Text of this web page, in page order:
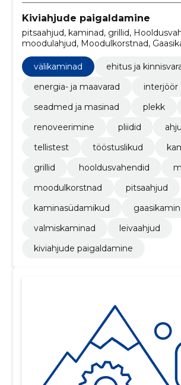
Kiviahjude paigaldamine
pitsaahjud, kaminad, grillid,
moodulahjud, Moodulkorstnad,
leivaahjud, Valmiskaminad, tööstuslikud
välikaminad
ehitus ja
energia- ja maavarad
interjöör
seadmed ja masinad
plekk
renoveerimine
pliidid
tellistest
tööstuslikud
grillid
hooldusvahendid
moodulkorstnad
pitsaahjud
kaminasüdamikud
valmiskaminad
leivaahjud
kiviahjude paigaldamine